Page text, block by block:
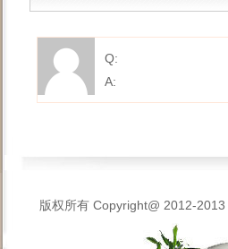
Q:
A:
版权所有 Copyright@ 2012-2013